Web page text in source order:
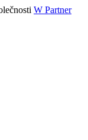
W Partner